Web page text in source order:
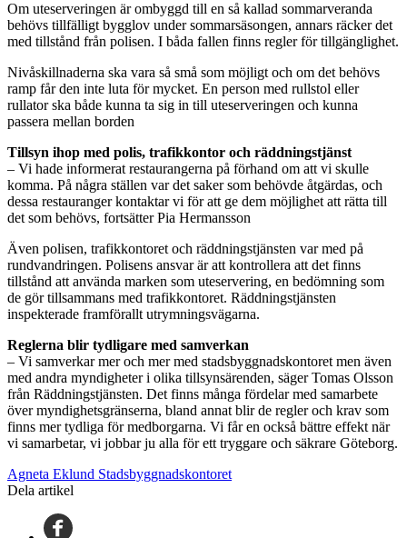
Om uteserveringen är ombyggd till en så kallad sommarveranda
behövs tillfälligt bygglov under sommarsäsongen, annars räcker det
med tillstånd från polisen. I båda fallen finns regler för tillgänglighet.
Nivåskillnaderna ska vara så små som möjligt och om det behövs
ramp får den inte luta för mycket. En person med rullstol eller
rullator ska både kunna ta sig in till uteserveringen och kunna
passera mellan borden
Tillsyn ihop med polis, trafikkontor och räddningstjänst
– Vi hade informerat restaurangerna på förhand om att vi skulle
komma. På några ställen var det saker som behövde åtgärdas, och
dessa restauranger kontaktar vi för att ge dem möjlighet att rätta till
det som behövs, fortsätter Pia Hermansson
Även polisen, trafikkontoret och räddningstjänsten var med på
rundvandringen. Polisens ansvar är att kontrollera att det finns
tillstånd att använda marken som uteservering, en bedömning som
de gör tillsammans med trafikkontoret. Räddningstjänsten
inspekterade framförallt utrymningsvägarna.
Reglerna blir tydligare med samverkan
– Vi samverkar mer och mer med stadsbyggnadskontoret men även
med andra myndigheter i olika tillsynsärenden, säger Tomas Olsson
från Räddningstjänsten. Det finns många fördelar med samarbete
över myndighetsgränserna, bland annat blir de regler och krav som
finns mer tydliga för medborgarna. Vi får en också bättre effekt när
vi samarbetar, vi jobbar ju alla för ett tryggare och säkrare Göteborg.
Agneta Eklund Stadsbyggnadskontoret
Dela artikel